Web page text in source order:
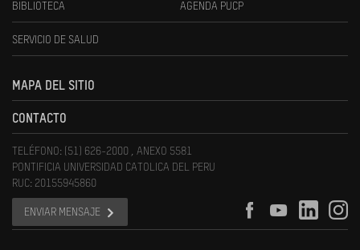
BIBLIOTECA AGENDA PUCP
SERVICIO DE SALUD
MAPA DEL SITIO
CONTACTO
TELÉFONO: (51) 626-2000 , ANEXO 5581
PONTIFICIA UNIVERSIDAD CATOLICA DEL PERU
RUC: 20155945860
ENVIAR MENSAJE